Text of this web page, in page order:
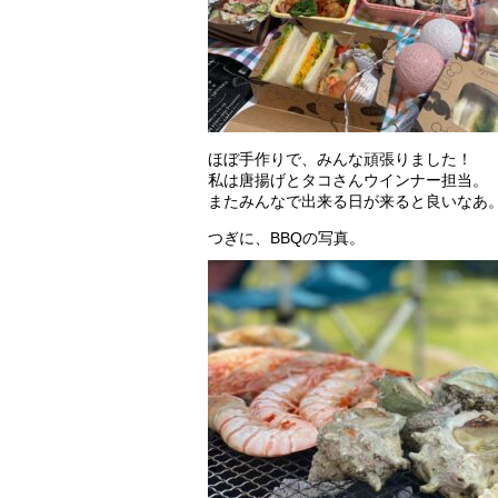
ほぼ手作りで、みんな頑張りました！
私は唐揚げとタコさんウインナー担当。
またみんなで出来る日が来ると良いなあ
つぎに、BBQの写真。